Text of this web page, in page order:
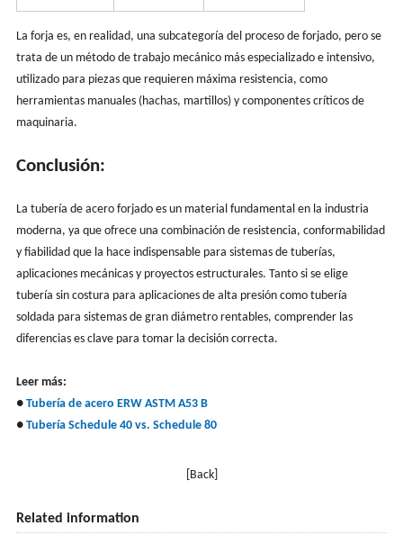
La forja es, en realidad, una subcategoría del proceso de forjado, pero se
trata de un método de trabajo mecánico más especializado e intensivo,
utilizado para piezas que requieren máxima resistencia, como
herramientas manuales (hachas, martillos) y componentes críticos de
maquinaria.
Conclusión:
La tubería de acero forjado es un material fundamental en la industria
moderna, ya que ofrece una combinación de resistencia, conformabilidad
y fiabilidad que la hace indispensable para sistemas de tuberías,
aplicaciones mecánicas y proyectos estructurales. Tanto si se elige
tubería sin costura para aplicaciones de alta presión como tubería
soldada para sistemas de gran diámetro rentables, comprender las
diferencias es clave para tomar la decisión correcta.
Leer más:
● Tubería de acero ERW ASTM A53 B
● Tubería Schedule 40 vs. Schedule 80
[Back]
Related information